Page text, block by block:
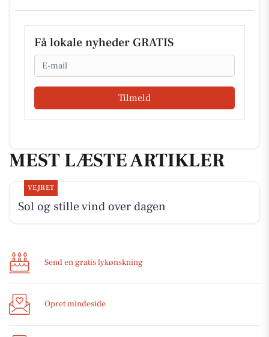
Få lokale nyheder GRATIS
Email
Tilmeld
MEST LÆSTE ARTIKLER
VEJRET
Sol og stille vind over dagen
Send en gratis lykønskning
Opret mindeside